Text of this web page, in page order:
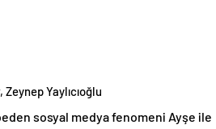
Nilay Deniz, Can Güreler, Zeynep Yaylıcıoğlu
sosyal medya fenomeni Ayşe ile